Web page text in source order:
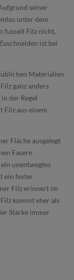
seiner
unter dem
fusselt Filz nicht,
ist bei
Materialien
ganz anders
der Regel
Filz aus einem
Fläche ausgelegt
Fasern
unentwegtes
ein fester
Filz erinnert im
kommt eher als
Stärke immer